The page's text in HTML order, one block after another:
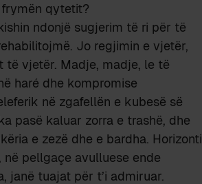
frymën qytetit?
ndonjë sugjerim të ri për të
Jo regjimin e vjetër,
të vjetër. Madje, madje, le të
haré dhe kompromise
në zgafellën e kubesë së
pasë kaluar zorra e trashë, dhe
e zezë dhe e bardha. Horizonti
pellgaçe avulluese ende
janë tuajat për t’i admiruar.